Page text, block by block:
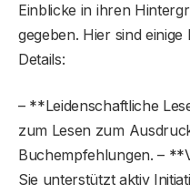
Einblicke in ihren
gegeben. Hier sind
Details:
– **Leidenschaftliche
zum Lesen zum
Buchempfehlungen. –
Sie unterstützt aktiv